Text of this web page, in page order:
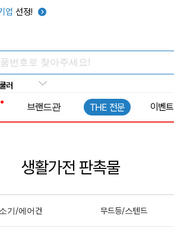
업 선정!
시
러
린가방 브랜드관 THE 전문 이벤트
생활가전 판촉물
기/에어건 무드등/스텐드